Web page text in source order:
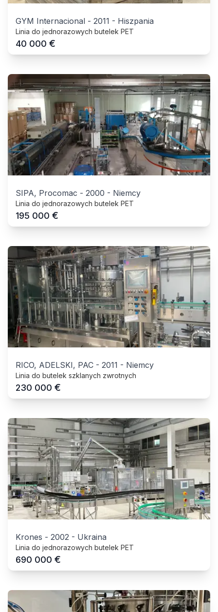
GYM Internacional - 2011 - Hiszpania
Linia do jednorazowych butelek PET
40 000 €
SIPA, Procomac - 2000 - Niemcy
Linia do jednorazowych butelek PET
195 000 €
RICO, ADELSKI, PAC - 2011 - Niemcy
Linia do butelek szklanych zwrotnych
230 000 €
Krones - 2002 - Ukraina
Linia do jednorazowych butelek PET
690 000 €